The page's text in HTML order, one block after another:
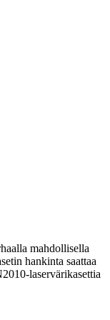
mahdollisella
hankinta saattaa
laservärikasettia